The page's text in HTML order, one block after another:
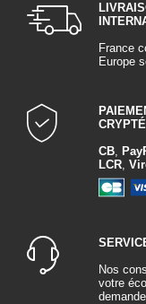
France
Europe
CB,
LCR,
Nos
votre